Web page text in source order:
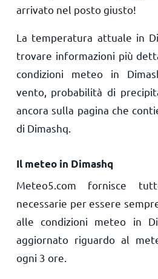
arrivato nel posto giusto!
La temperatura attuale in
trovare informazioni più
condizioni meteo in
vento, probabilità di
ancora sulla pagina che
di Dimashq.
Il meteo in Dimashq
Meteo5.com fornisce
necessarie per essere
alle condizioni meteo in
aggiornato riguardo al
ogni 3 ore.